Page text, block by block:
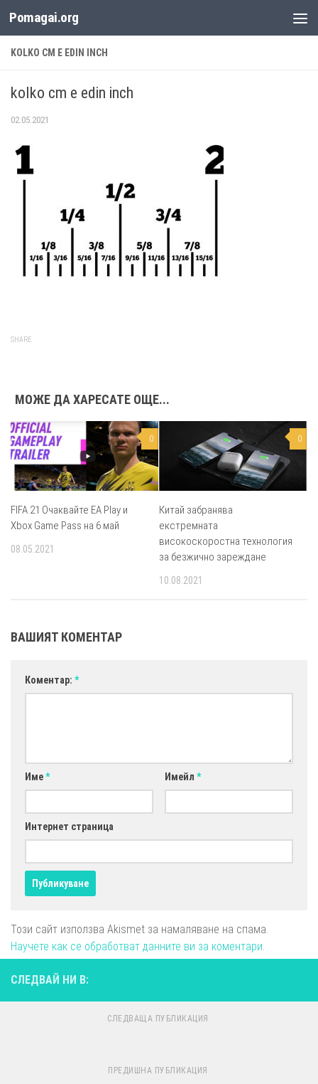
Към съдържанието
Pomagai.org
KOLKO CM E EDIN INCH
kolko cm e edin inch
02.05.2021
SHARE
МОЖЕ ДА ХАРЕСАТЕ ОЩЕ...
0
FIFA 21 Очаквайте EA Play и
Xbox Game Pass на 6 май
08.05.2021
0
Китай забранява
екстремната
високоскоростна технология
за безжично зареждане
10.08.2021
ВАШИЯТ КОМЕНТАР
Коментар: *
Име* Имейл *
Интернет страница
Този сайт използва Akismet за намаляване на спама.
Научете как се обработват данните ви за коментари.
СЛЕДВАЙ НИ В:
СЛЕДВАЩА ПУБЛИКАЦИЯ
ПРЕДИШНА ПУБЛИКАЦИЯ